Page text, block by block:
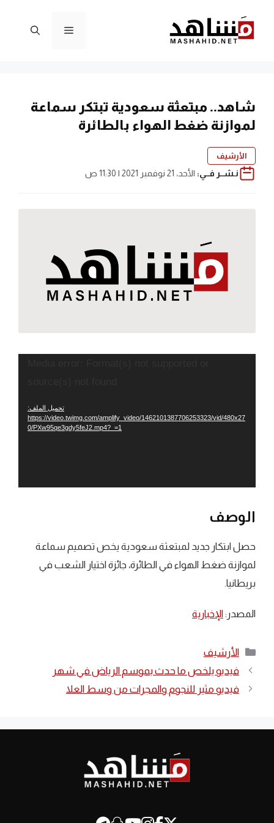
المحتوى
القائمة
شاهد.. مبتعثة سعودية تبتكر سماعة
لموازنة ضغط الهواء بالطائرة
الأرشيف
نـشــر فــي: الأحد، 21 نوفمبر 2021 | 11:30 ص
تحميل الملف:
https://video.twimg.com/amplify_video/1462101387706253323/vid/480x27
0/PXw95qe3gdy5feJ2.mp4?_=1
الوصف
حصل ابتكار جديد لمبتعثة سعودية يخص تصميم سماعة
لموازنة ضغط الهواء في الطائرة، جائزة اختيار الشعب في
بريطانيا.
المصدر:الإخبارية
التصنيفات
الأرشيف
فيديو يلخص ما حدث بموسم الرياض في شهر
فيديو مثير للنجوم والمجرات من وسط العلا